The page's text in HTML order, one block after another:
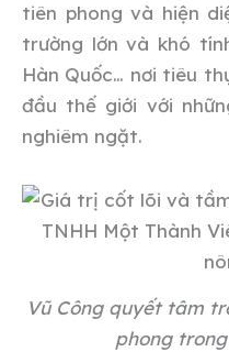
tiên phong và hiện
trường lớn và khó
Hàn Quốc… nơi tiêu
đầu thế giới với
nghiêm ngặt.
Vũ Công quyết tâm
phong